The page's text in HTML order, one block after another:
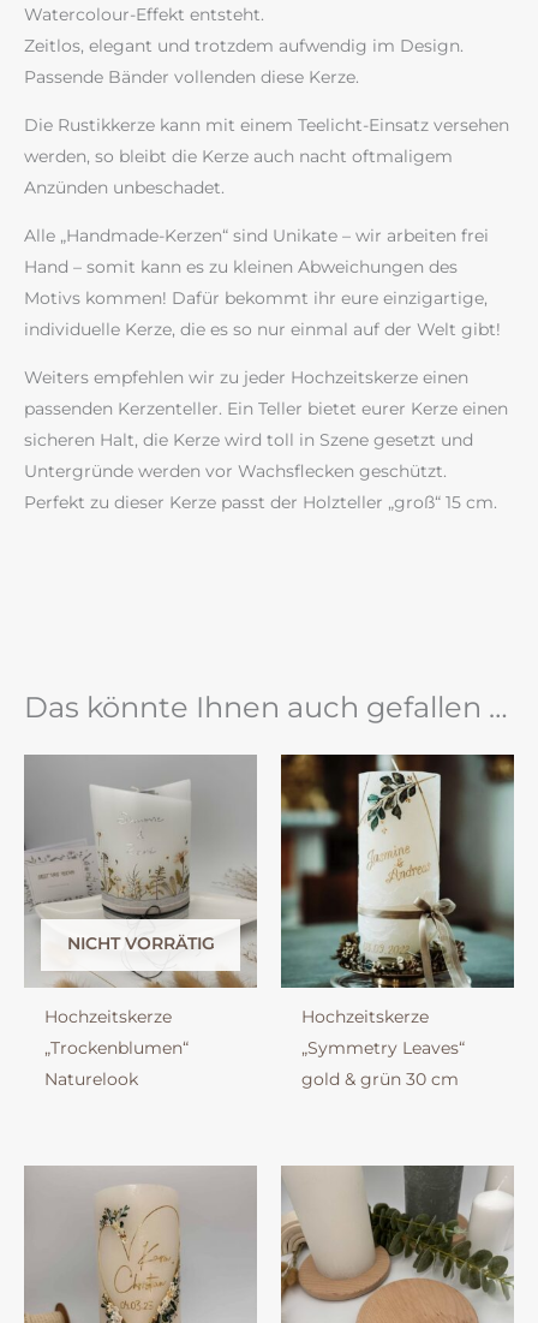
Watercolour-Effekt entsteht.
Zeitlos, elegant und trotzdem aufwendig im Design.
Passende Bänder vollenden diese Kerze.
Die Rustikkerze kann mit einem Teelicht-Einsatz versehen
werden, so bleibt die Kerze auch nacht oftmaligem
Anzünden unbeschadet.
Alle „Handmade-Kerzen“ sind Unikate – wir arbeiten frei
Hand – somit kann es zu kleinen Abweichungen des
Motivs kommen! Dafür bekommt ihr eure einzigartige,
individuelle Kerze, die es so nur einmal auf der Welt gibt!
Weiters empfehlen wir zu jeder Hochzeitskerze einen
passenden Kerzenteller. Ein Teller bietet eurer Kerze einen
sicheren Halt, die Kerze wird toll in Szene gesetzt und
Untergründe werden vor Wachsflecken geschützt.
Perfekt zu dieser Kerze passt der Holzteller „groß“ 15 cm.
Das könnte Ihnen auch gefallen …
NICHT VORRÄTIG
Hochzeitskerze
„Trockenblumen“
Naturelook
Hochzeitskerze
„Symmetry Leaves“
gold & grün 30 cm